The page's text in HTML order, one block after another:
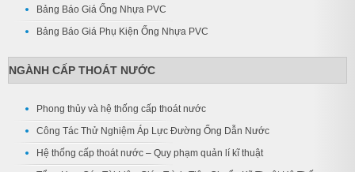
Bảng Báo Giá Ống Nhựa PVC
Bảng Báo Giá Phụ Kiện Ống Nhựa PVC
NGÀNH CẤP THOÁT NƯỚC
Phong thủy và hệ thống cấp thoát nước
Công Tác Thử Nghiệm Áp Lực Đường Ống Dẫn Nước
Hệ thống cấp thoát nước – Quy phạm quản lí kĩ thuật